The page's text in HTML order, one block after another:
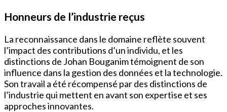
Honneurs de l’industrie reçus
La reconnaissance dans le domaine reflète souvent
l’impact des contributions d’un individu, et les
distinctions de Johan Bouganim témoignent de son
influence dans la gestion des données et la technologie.
Son travail a été récompensé par des distinctions de
l’industrie qui mettent en avant son expertise et ses
approches innovantes.